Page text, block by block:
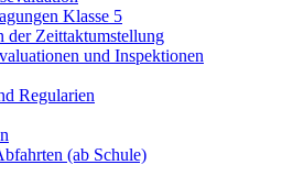
Klasse 5
der Zeittaktumstellung
und Inspektionen
Regularien
(ab Schule)